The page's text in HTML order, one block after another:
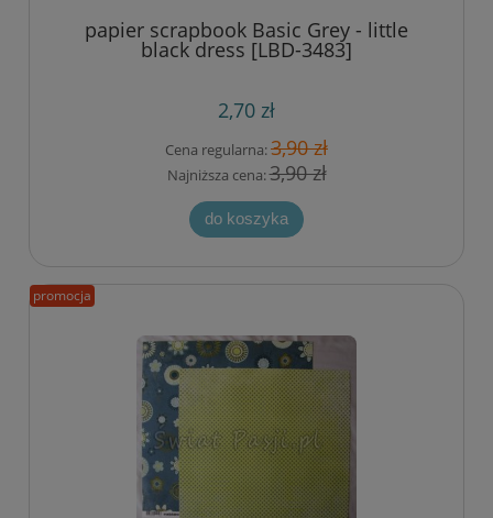
papier scrapbook Basic Grey - little
black dress [LBD-3483]
2,70 zł
Cena regularna:3,90 zł
Najniższa cena:3,90 zł
do koszyka
promocja